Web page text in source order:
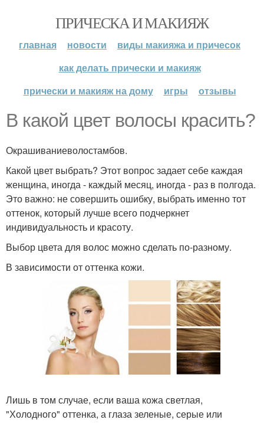
ПРИЧЕСКА И МАКИЯЖ
главная новости
виды макияжа и причесок
как делать прически и макияж
прически и макияж на дому
игры отзывы
В какой цвет волосы красить?
Окрашиваниеволостамбов.
Какой цвет выбрать? Этот вопрос задает себе каждая
женщина, иногда - каждый месяц, иногда - раз в полгода.
Это важно: не совершить ошибку, выбрать именно тот
оттенок, который лучше всего подчеркнет
индивидуальность и красоту.
Выбор цвета для волос можно сделать по-разному.
В зависимости от оттенка кожи.
Лишь в том случае, если ваша кожа светлая,
"Холодного" оттенка, а глаза зеленые, серые или